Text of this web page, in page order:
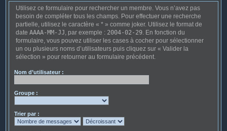
Utilisez ce formulaire pour rechercher un membre. Vous n’avez pas
besoin de compléter tous les champs. Pour effectuer une recherche
partielle, utilisez le caractère « * » comme joker. Utilisez le format de
date AAAA-MM-JJ, par exemple : 2004-02-29. En fonction du
formulaire, vous pouvez utiliser les cases à cocher pour sélectionner
un ou plusieurs noms d’utilisateurs puis cliquez sur « Valider la
sélection » pour retourner au formulaire précédent.
Nom d’utilisateur :
Groupe :
Trier par :